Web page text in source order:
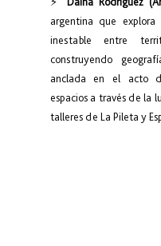
argentina que
inestable entre
construyendo
anclada en el acto
espacios a través de la
talleres de La Pileta y